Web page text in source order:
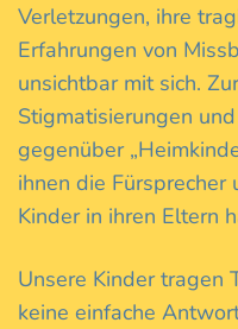
Verletzungen, ihre
Erfahrungen von
unsichtbar mit sich.
Stigmatisierungen
gegenüber
ihnen die
Kinder in ihren Eltern
Unsere Kinder tragen
keine einfache